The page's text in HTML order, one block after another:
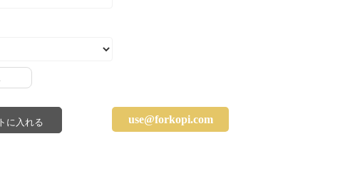
use@forkopi.com